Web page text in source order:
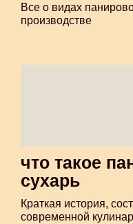
Все о видах
производстве
что такое
сухарь
Краткая история,
современной